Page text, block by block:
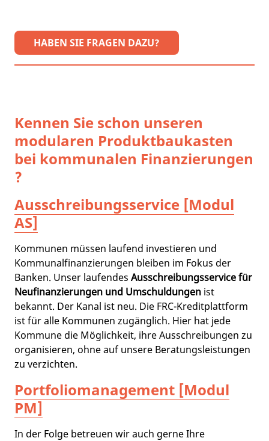
HABEN SIE FRAGEN DAZU?
Kennen Sie schon unseren
modularen Produktbaukasten
bei kommunalen Finanzierungen
?
Ausschreibungsservice [Modul
AS]
Kommunen müssen laufend investieren und
Kommunalfinanzierungen bleiben im Fokus der
Banken. Unser laufendes Ausschreibungsservice für
Neufinanzierungen und Umschuldungen ist
bekannt. Der Kanal ist neu. Die FRC-Kreditplattform
ist für alle Kommunen zugänglich. Hier hat jede
Kommune die Möglichkeit, ihre Ausschreibungen zu
organisieren, ohne auf unsere Beratungsleistungen
zu verzichten.
Portfoliomanagement [Modul
PM]
In der Folge betreuen wir auch gerne Ihre